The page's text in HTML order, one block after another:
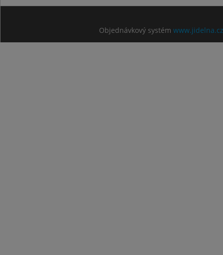
Objednávkový systém www.jidelna.cz